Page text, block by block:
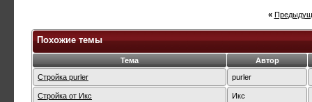
«
Похожие темы
Тема
Автор
Стройка purler
purler
Стройка от Икс Икс